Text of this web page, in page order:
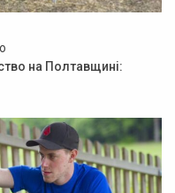
на Полтавщині: